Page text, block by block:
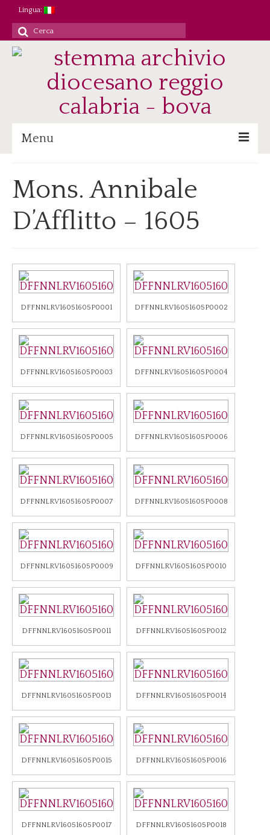
Lingua:
Cerca
per:
Menu
Patrimonio/Staff
Attività
Ricerca/Didattica
Immagini digitali
Eventi Archivio
Dove siamo/Messaggi
Mons. Annibale
D’Afflitto – 1605
DFFNNLRV16051605P0001 DFFNNLRV16051605P0002
DFFNNLRV16051605P0003 DFFNNLRV16051605P0004
DFFNNLRV16051605P0005 DFFNNLRV16051605P0006
DFFNNLRV16051605P0007 DFFNNLRV16051605P0008
DFFNNLRV16051605P0009 DFFNNLRV16051605P0010
DFFNNLRV16051605P0011 DFFNNLRV16051605P0012
DFFNNLRV16051605P0013 DFFNNLRV16051605P0014
DFFNNLRV16051605P0015 DFFNNLRV16051605P0016
DFFNNLRV16051605P0017 DFFNNLRV16051605P0018